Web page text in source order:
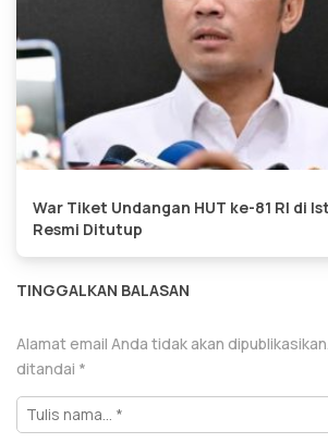
War Tiket Undangan HUT ke-81 RI di
Resmi Ditutup
TINGGALKAN BALASAN
Alamat email Anda tidak akan dipublikasikan.
ditandai *